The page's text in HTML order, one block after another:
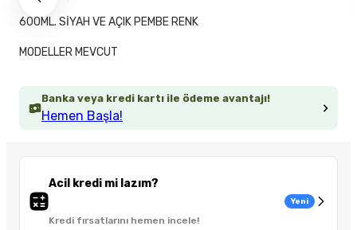
Banka veya kredi kartı ile ödeme avantajı!
Hemen Başla!
Acil kredi mi lazım?
Kredi fırsatlarını hemen incele!
Yeni
600ML. SİYAH VE AÇIK PEMBE RENK
MODELLER MEVCUT